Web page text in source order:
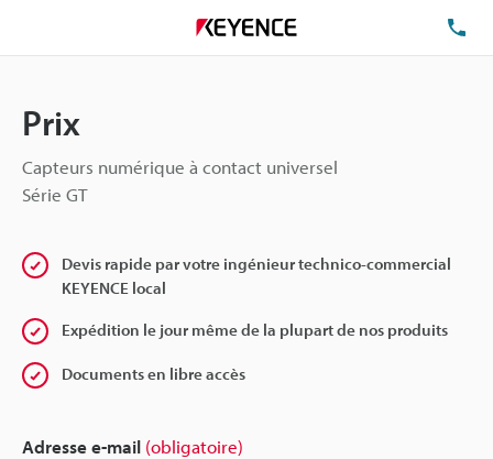
Prix
Capteurs numérique à contact universel
Série GT
Devis rapide par votre ingénieur technico-commercial
KEYENCE local
Expédition le jour même de la plupart de nos produits
Documents en libre accès
Adresse e-mail (obligatoire)